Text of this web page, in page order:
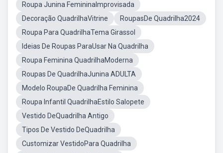
Roupa Junina FemininaImprovisada
Decoração QuadrilhaVitrine
RoupasDe Quadrilha2024
Roupa Para QuadrilhaTema Girassol
Ideias De Roupas ParaUsar Na Quadrilha
Roupa Feminina QuadrilhaModerna
Roupas De QuadrilhaJunina ADULTA
Modelo RoupaDe Quadrilha Feminina
Roupa Infantil QuadrilhaEstilo Salopete
Vestido DeQuadrilha Antigo
Tipos De Vestido DeQuadrilha
Customizar VestidoPara Quadrilha